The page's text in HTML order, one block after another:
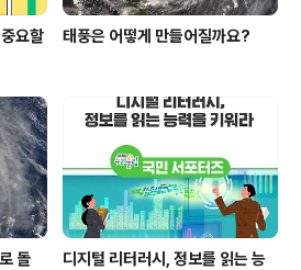
요할
태풍은 어떻게 만들어질까요?
돌
디지털 리터러시, 정보를 읽는 능